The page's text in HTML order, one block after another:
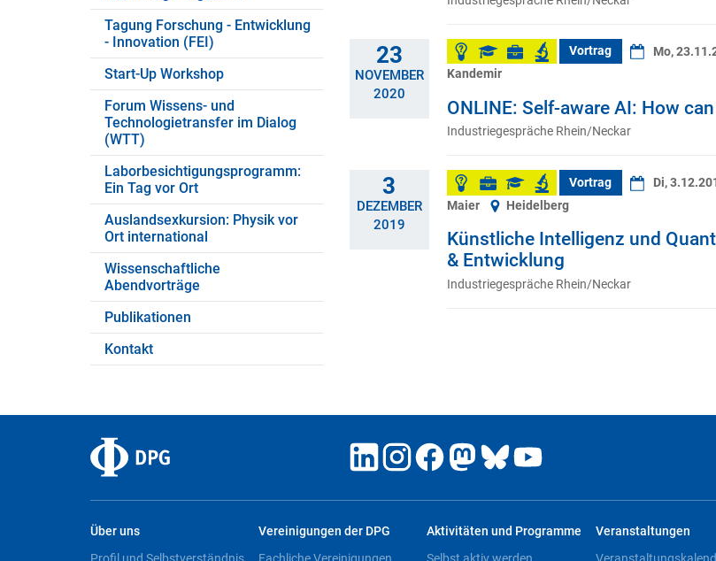
Tagung Forschung - Entwicklung
- Innovation (FEI)
Start-Up Workshop
Forum Wissens- und
Technologietransfer im Dialog
(WTT)
Laborbesichtigungsprogramm:
Ein Tag vor Ort
Auslandsexkursion: Physik vor
Ort international
Wissenschaftliche
Abendvorträge
Publikationen
Kontakt
23
NOVEMBER
2020
Vortrag Mo,
Kandemir
ONLINE: Self-aware AI: How
Industriegespräche Rhein/Neckar
3
DEZEMBER
2019
Vortrag Di,
Maier
Heidelberg
Künstliche Intelligenz und
& Entwicklung
Industriegespräche Rhein/Neckar
Über uns
Profil und Selbstverständnis
Vereinigungen der DPG
Fachliche Vereinigungen
Aktivitäten und Programme
Selbst aktiv werden
Veranstaltungen